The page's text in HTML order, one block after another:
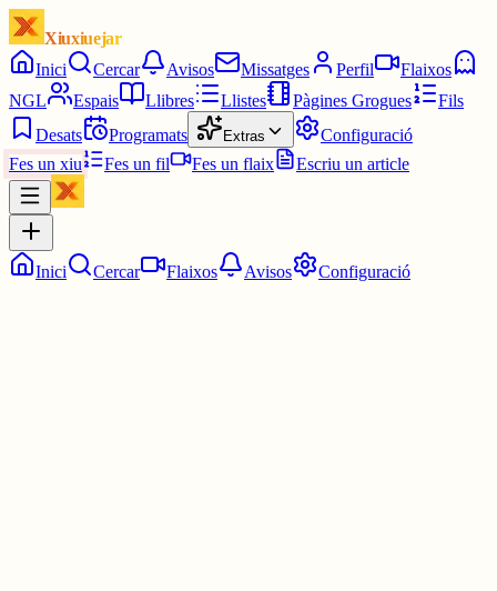
Xiuxiuejar
Inici
Cercar Avisos Missatges Perfil
Flaixos
NGL
Espais Llibres Llistes Pàgines Grogues
Fils
Desats
Programats Extras
Configuració
Fes un xiu
Fes un fil Fes un flaix Escriu un article
Inici Cercar Flaixos Avisos Configuració